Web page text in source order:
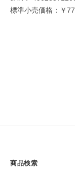
標準小売価格：￥
商品検索